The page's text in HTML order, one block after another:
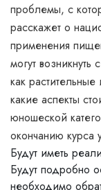
проблемы, с
расскажет о
применения
могут
как
какие аспекты
юношеской
окончанию курса
Будут иметь
Будут подробно
необходимо